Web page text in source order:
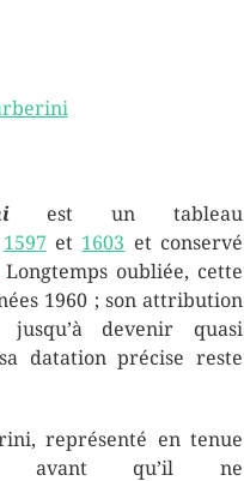
est un tableau
1597 et 1603 et conservé
Longtemps oubliée, cette
1960 ; son attribution
devenir quasi
datation précise reste
représenté en tenue
avant qu’il ne